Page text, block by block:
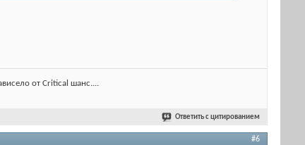
от Critical шанс....
Ответить с цитированием
#6